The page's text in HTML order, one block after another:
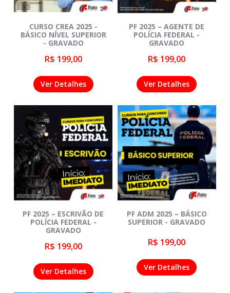
CURSO CREA 2025 -
BÁSICO NÍVEL SUPERIOR
- GRAVADO
R$ 199,00
Ver Detalhes
PF 2025 – AGENTE DE
POLÍCIA FEDERAL -
GRAVADO
R$ 199,00
Ver Detalhes
PF 2025 – ESCRIVÃO DE
POLÍCIA FEDERAL -
GRAVADO
R$ 199,00
Ver Detalhes
PF ADM 2025 – BÁSICO
SUPERIOR - GRAVADO
R$ 199,00
Ver Detalhes